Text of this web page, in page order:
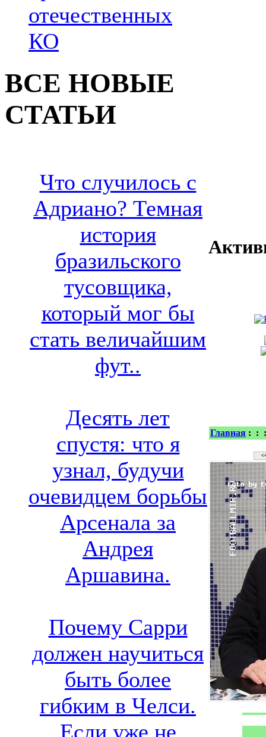
отечественных
КО
ВСЕ НОВЫЕ
СТАТЬИ
Что случилось с
Адриано? Темная
история
бразильского
тусовщика,
который мог бы
стать величайшим
фут..
Десять лет
спустя: что я
узнал, будучи
очевидцем борьбы
Арсенала за
Андрея
Аршавина.
Почему Сарри
должен научиться
быть более
гибким в Челси.
Если уже не
Главная : :